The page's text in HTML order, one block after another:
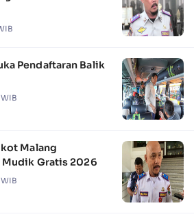
Pendaftaran Balik
Malang
Mudik Gratis 2026